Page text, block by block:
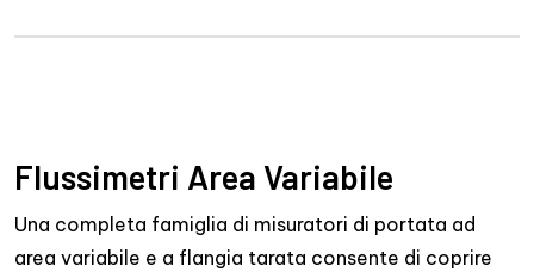
Flussimetri Area Variabile
Una completa famiglia di misuratori di portata ad
area variabile e a flangia tarata consente di coprire